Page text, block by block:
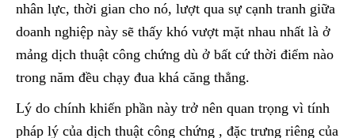
nhân lực, thời gian cho nó, lượt qua sự cạnh tranh giữa
doanh nghiệp này sẽ thấy khó vượt mặt nhau nhất là ở
mảng dịch thuật công chứng dù ở bất cứ thời điểm nào
trong năm đều chạy đua khá căng thẳng.
Lý do chính khiến phần này trở nên quan trọng vì tính
pháp lý của dịch thuật công chứng , đặc trưng riêng của